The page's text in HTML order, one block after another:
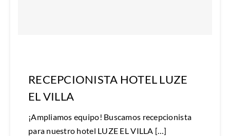
RECEPCIONISTA HOTEL LUZE
EL VILLA
¡Ampliamos equipo! Buscamos recepcionista
para nuestro hotel LUZE EL VILLA […]